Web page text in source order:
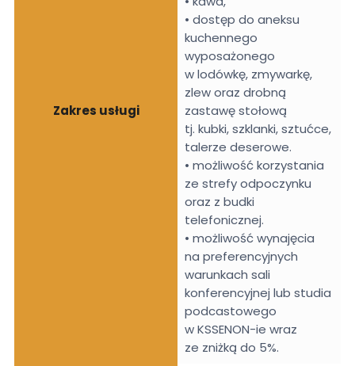
Zakres usługi
• dostęp do aneksu
kuchennego
wyposażonego
w lodówkę, zmywarkę,
zlew oraz drobną
zastawę stołową
tj. kubki, szklanki, sztućce,
talerze deserowe.
• możliwość korzystania
ze strefy odpoczynku
oraz z budki
telefonicznej.
• możliwość wynajęcia
na preferencyjnych
warunkach sali
konferencyjnej lub studia
podcastowego
w KSSENON-ie wraz
ze zniżką do 5%.